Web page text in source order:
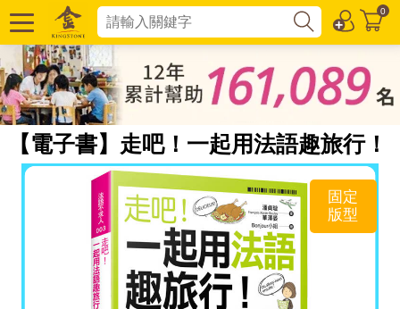
0
【電子書】走吧！一起用法語趣旅行！
固定
版型